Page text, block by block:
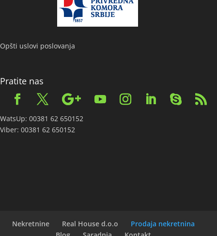
Opšti uslovi poslovanja
Pratite nas
WatsUp: 00381 62 650152
Viber: 00381 62 650152
Nekretnine Real House d.o.o
Prodaja nekretnina